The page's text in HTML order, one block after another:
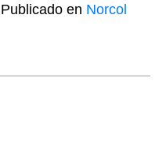
Publicado en Norcol